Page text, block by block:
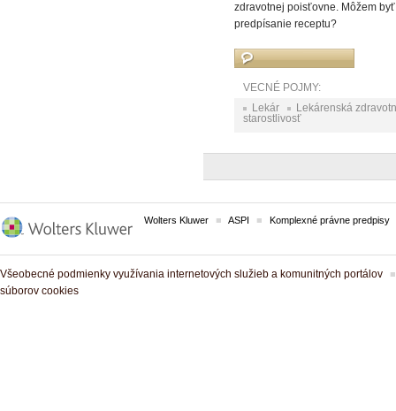
zdravotnej poisťovne. Môžem
predpísanie receptu?
VECNÉ POJMY:
Lekár
Lekárenská
starostlivosť
Wolters Kluwer ASPI Komplexné právne predpisy
Všeobecné podmienky využívania internetových služieb a komunitných portálov
súborov cookies